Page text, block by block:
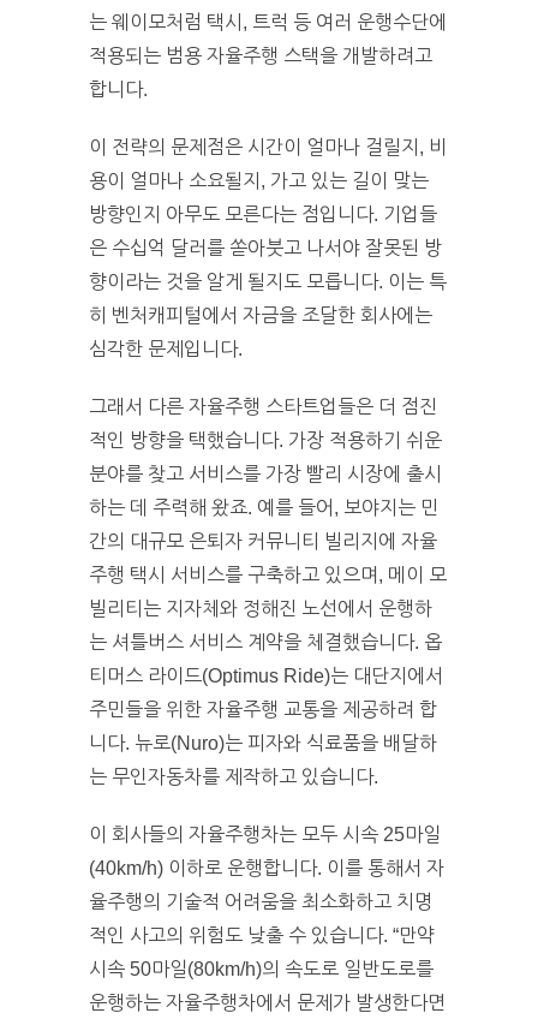
는 웨이모처럼 택시, 트럭 등 여러 운행수단에
적용되는 범용 자율주행 스택을 개발하려고
합니다.
이 전략의 문제점은 시간이 얼마나 걸릴지, 비
용이 얼마나 소요될지, 가고 있는 길이 맞는
방향인지 아무도 모른다는 점입니다. 기업들
은 수십억 달러를 쏟아붓고 나서야 잘못된 방
향이라는 것을 알게 될지도 모릅니다. 이는 특
히 벤처캐피털에서 자금을 조달한 회사에는
심각한 문제입니다.
그래서 다른 자율주행 스타트업들은 더 점진
적인 방향을 택했습니다. 가장 적용하기 쉬운
분야를 찾고 서비스를 가장 빨리 시장에 출시
하는 데 주력해 왔죠. 예를 들어, 보야지는 민
간의 대규모 은퇴자 커뮤니티 빌리지에 자율
주행 택시 서비스를 구축하고 있으며, 메이 모
빌리티는 지자체와 정해진 노선에서 운행하
는 셔틀버스 서비스 계약을 체결했습니다. 옵
티머스 라이드(Optimus Ride)는 대단지에서
주민들을 위한 자율주행 교통을 제공하려 합
니다. 뉴로(Nuro)는 피자와 식료품을 배달하
는 무인자동차를 제작하고 있습니다.
이 회사들의 자율주행차는 모두 시속 25마일
(40km/h) 이하로 운행합니다. 이를 통해서 자
율주행의 기술적 어려움을 최소화하고 치명
적인 사고의 위험도 낮출 수 있습니다. “만약
시속 50마일(80km/h)의 속도로 일반도로를
운행하는 자율주행차에서 문제가 발생한다면